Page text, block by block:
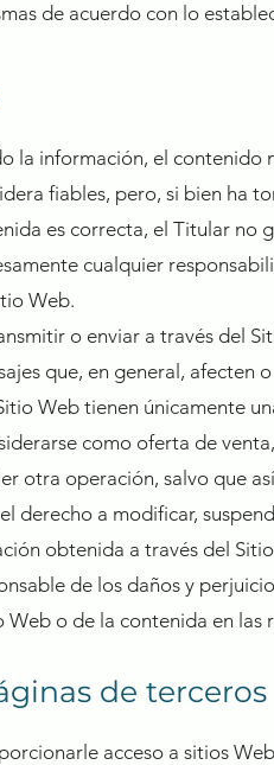
de acuerdo con lo
la información, el contenido
fiables, pero, si bien ha
es correcta, el Titular no
cualquier
Web.
o enviar a través del
que, en general, afecten
Web tienen únicamente
como oferta de
otra operación, salvo que
derecho a modificar,
obtenida a través del
de los daños y
o de la contenida en las
de terceros
acceso a sitios